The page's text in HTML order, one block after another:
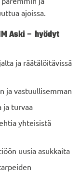
ajoissa.
Aski – hyödyt
ja räätälöitävissä
ja vastuullisemman
ja turvaa
yhteisistä
uusia asukkaita